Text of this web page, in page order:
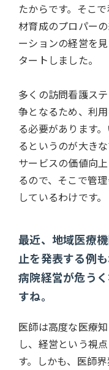
たからです。そこ
材育成のプロパー
ーションの経営を
タートしました。
多くの訪問看護ス
争となるため、利
る必要があります
るというのが大き
サービスの価値向
るので、そこで管
しているわけです。
最近、地域医療
止を発表する例
病院経営が危う
すね。
医師は高度な医療
し、経営という視
す。しかも、医師